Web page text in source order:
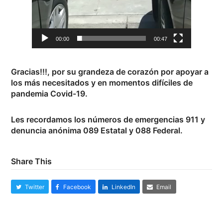
00:00 00:47
Gracias!!!, por su grandeza de corazón por apoyar a
los más necesitados y en momentos difíciles de
pandemia Covid-19.
Les recordamos los números de emergencias 911 y
denuncia anónima 089 Estatal y 088 Federal.
Share This
Twitter Facebook LinkedIn Email